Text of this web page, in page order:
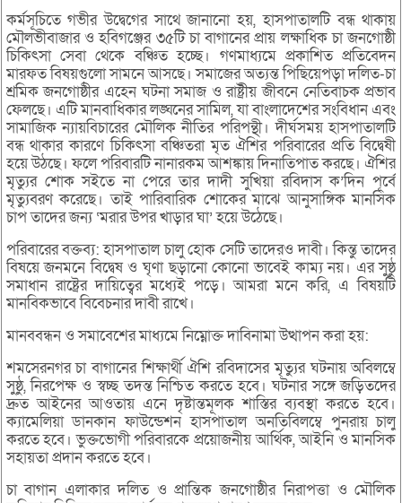
কর্মসূচিতে গভীর উদ্বেগের সাথে জানানো হয়, হাসপাতালটি বন্ধ থাকায়
মৌলভীবাজার ও হবিগঞ্জের ৩৫টি চা বাগানের প্রায় লক্ষাধিক চা জনগোষ্ঠী
চিকিৎসা সেবা থেকে বঞ্চিত হচ্ছে। গণমাধ্যমে প্রকাশিত প্রতিবেদন
মারফত বিষয়গুলো সামনে আসছে। সমাজের অত্যন্ত পিছিয়েপড়া দলিত-চা
শ্রমিক জনগোষ্ঠীর এহেন ঘটনা সমাজ ও রাষ্ট্রীয় জীবনে নেতিবাচক প্রভাব
ফেলছে। এটি মানবাধিকার লঙ্ঘনের সামিল, যা বাংলাদেশের সংবিধান এবং
সামাজিক ন্যায়বিচারের মৌলিক নীতির পরিপন্থী। দীর্ঘসময় হাসপাতালটি
বন্ধ থাকার কারণে চিকিৎসা বঞ্চিতরা মৃত ঐশির পরিবারের প্রতি বিদ্বেষী
হয়ে উঠছে। ফলে পরিবারটি নানারকম আশঙ্কায় দিনাতিপাত করছে। ঐশির
মৃত্যুর শোক সইতে না পেরে তার দাদী সুখিয়া রবিদাস ক’দিন পূর্বে
মৃত্যুবরণ করেছে। তাই পারিবারিক শোকের মাঝে আনুসাঙ্গিক মানসিক
চাপ তাদের জন্য ‘মরার উপর খাড়ার ঘা’ হয়ে উঠেছে।
পরিবারের বক্তব্য: হাসপাতাল চালু হোক সেটি তাদেরও দাবী। কিন্তু তাদের
বিষয়ে জনমনে বিদ্বেষ ও ঘৃণা ছড়ানো কোনো ভাবেই কাম্য নয়। এর সুষ্ঠু
সমাধান রাষ্ট্রের দায়িত্বের মধ্যেই পড়ে। আমরা মনে করি, এ বিষয়টি
মানবিকভাবে বিবেচনার দাবী রাখে।
মানববন্ধন ও সমাবেশের মাধ্যমে নিম্নোক্ত দাবিনামা উত্থাপন করা হয়:
শমসেরনগর চা বাগানের শিক্ষার্থী ঐশি রবিদাসের মৃত্যুর ঘটনায় অবিলম্বে
সুষ্ঠু, নিরপেক্ষ ও স্বচ্ছ তদন্ত নিশ্চিত করতে হবে। ঘটনার সঙ্গে জড়িতদের
দ্রুত আইনের আওতায় এনে দৃষ্টান্তমূলক শাস্তির ব্যবস্থা করতে হবে।
ক্যামেলিয়া ডানকান ফাউন্ডেশন হাসপাতাল অনতিবিলম্বে পুনরায় চালু
করতে হবে। ভুক্তভোগী পরিবারকে প্রয়োজনীয় আর্থিক, আইনি ও মানসিক
সহায়তা প্রদান করতে হবে।
চা বাগান এলাকার দলিত ও প্রান্তিক জনগোষ্ঠীর নিরাপত্তা ও মৌলিক